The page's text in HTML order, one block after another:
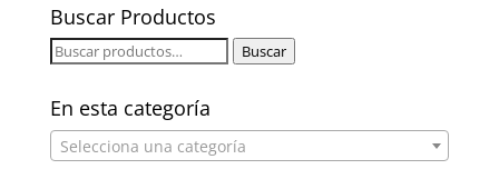
Buscar Productos
Buscar
Buscar
En esta categoría
Selecciona una categoría